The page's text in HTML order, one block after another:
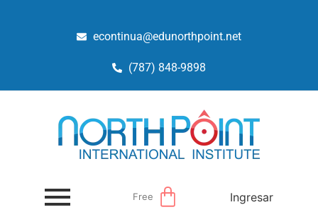
econtinua@edunorthpoint.net
(787) 848-9898
Free Ingresar